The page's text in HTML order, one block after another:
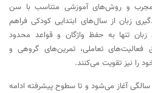
مجرب و روش‌های آموزشی متناسب با سن
زبان از سال‌های ابتدایی کودکی فراهم
تنها به حفظ واژگان و قواعد محدود
فعالیت‌های تعاملی، تمرین‌های گروهی و
را نیز تقویت می‌کنند.
دوره‌های آموزشی این مرکز از سن 4 سالگی آغاز می‌شود و تا سطوح پیشرفته ادامه